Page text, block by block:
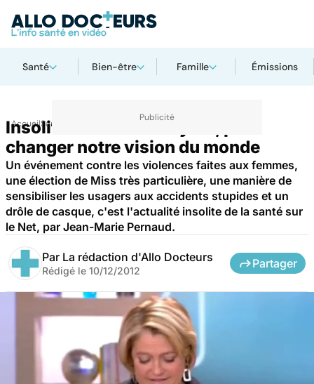
Santé Bien-être Famille Émissions
AccueilSanté
Insolites du Net : le Flyviz, pour
changer notre vision du monde
Un événement contre les violences faites aux femmes,
une élection de Miss très particulière, une manière de
sensibiliser les usagers aux accidents stupides et un
drôle de casque, c'est l'actualité insolite de la santé sur
le Net, par Jean-Marie Pernaud.
Par La rédaction d'Allo Docteurs
Rédigé le 10/12/2012
Partager